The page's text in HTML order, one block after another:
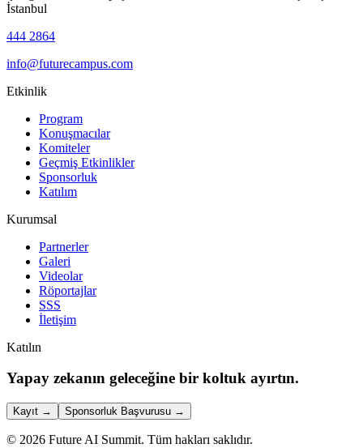
İstanbul
444 2864
info@futurecampus.com
Etkinlik
Program
Konuşmacılar
Komiteler
Geçmiş Etkinlikler
Sponsorluk
Katılım
Kurumsal
Partnerler
Galeri
Videolar
Röportajlar
SSS
İletişim
Katılın
Yapay zekanın geleceğine bir koltuk ayırtın.
Kayıt → Sponsorluk Başvurusu →
© 2026 Future AI Summit. Tüm hakları saklıdır.